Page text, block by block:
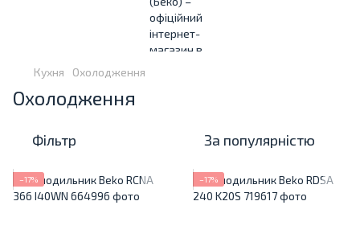
Кухня Охолодження
Охолодження
Фільтр За популярністю
−17% −17%